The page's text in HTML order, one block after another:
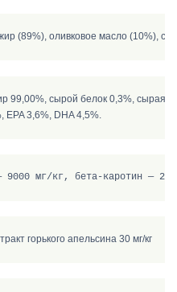
99,00%, сырой белок 0,3%, сырая